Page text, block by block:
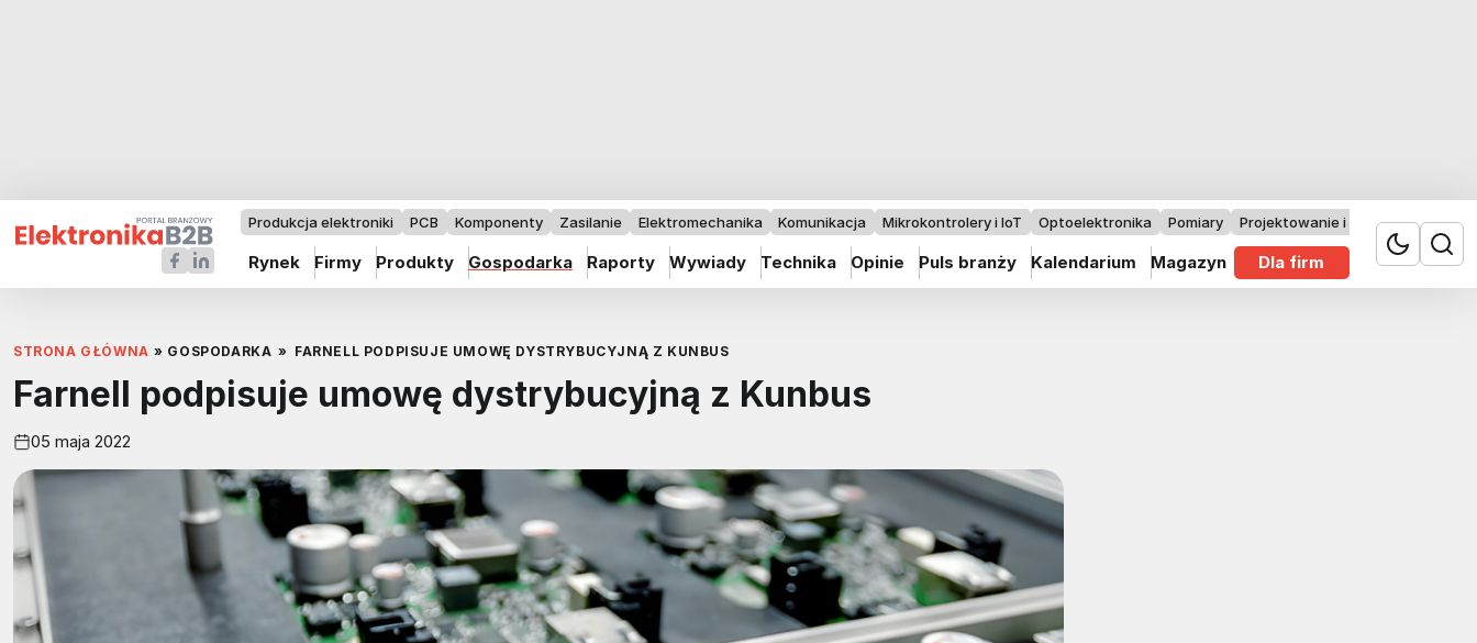
Produkcja elektroniki PCB Komponenty Zasilanie Elektromechanika Komunikacja Mikrokontrolery i IoT Optoelektronika Pomiary Projektowanie i badania
Rynek Firmy Produkty Gospodarka Raporty Wywiady Technika Opinie Puls branży Kalendarium Magazyn Dla firm
STRONA GŁÓWNA » GOSPODARKA » FARNELL PODPISUJE UMOWĘ DYSTRYBUCYJNĄ Z KUNBUS
Farnell podpisuje umowę dystrybucyjną z Kunbus
05 maja 2022